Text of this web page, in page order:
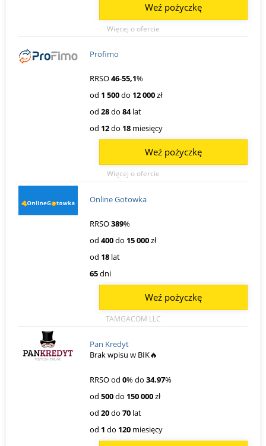
Więcej o ofercie
Weź pożyczkę
Profimo
RRSO46-55,1%
od 1 500do 12 000zł
od 28do 84lat
od 12do 18 miesięcy
Więcej o ofercie
Weź pożyczkę
Online Gotowka
RRSO389%
od 400do 15 000zł
od 18 lat
65dni
TAMGACOM LLC
Weź pożyczkę
Pan Kredyt
Brak wpisu w BIK🔥
RRSO od 0% do 34.97%
od 500do 150 000zł
od 20do 70 lat
od 1 do 120 miesięcy